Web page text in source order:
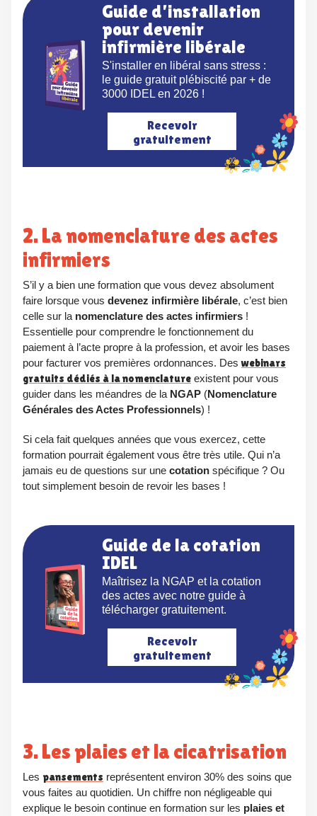
Guide d’installation
pour devenir
infirmière libérale
S'installer en libéral sans stress :
le guide gratuit plébiscité par + de
3000 IDEL en 2026 !
Recevoir
gratuitement
2. La nomenclature des actes
infirmiers
S’il y a bien une formation que vous devez absolument
faire lorsque vous devenez infirmière libérale, c’est bien
celle sur la nomenclature des actes infirmiers !
Essentielle pour comprendre le fonctionnement du
paiement à l’acte propre à la profession, et avoir les bases
pour facturer vos premières ordonnances. Deswebinars
gratuits dédiés à la nomenclature existent pour vous
guider dans les méandres de la NGAP (Nomenclature
Générales des Actes Professionnels) !
Si cela fait quelques années que vous exercez, cette
formation pourrait également vous être très utile. Qui n’a
jamais eu de questions sur une cotation spécifique ? Ou
tout simplement besoin de revoir les bases !
Guide de la cotation
IDEL
Maîtrisez la NGAP et la cotation
des actes avec notre guide à
télécharger gratuitement.
Recevoir
gratuitement
3. Les plaies et la cicatrisation
Les pansements représentent environ 30% des soins que
vous faites au quotidien. Un chiffre non négligeable qui
explique le besoin continue en formation sur les plaies et